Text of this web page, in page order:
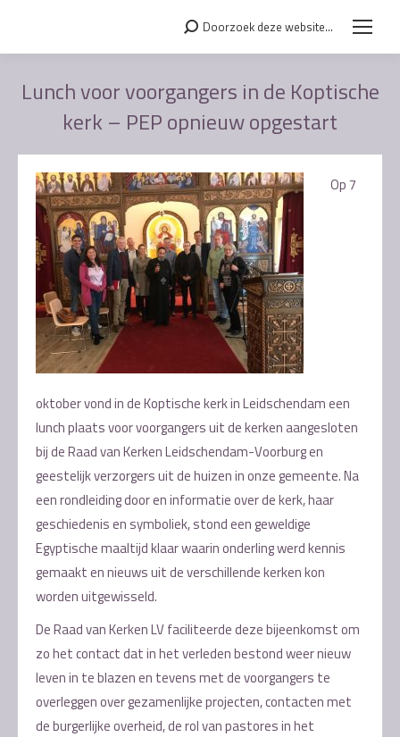
Search:Doorzoek deze website...
Lunch voor voorgangers in de Koptische
kerk – PEP opnieuw opgestart
Op 7
oktober vond in de Koptische kerk in Leidschendam een
lunch plaats voor voorgangers uit de kerken aangesloten
bij de Raad van Kerken Leidschendam-Voorburg en
geestelijk verzorgers uit de huizen in onze gemeente. Na
een rondleiding door en informatie over de kerk, haar
geschiedenis en symboliek, stond een geweldige
Egyptische maaltijd klaar waarin onderling werd kennis
gemaakt en nieuws uit de verschillende kerken kon
worden uitgewisseld.
De Raad van Kerken LV faciliteerde deze bijeenkomst om
zo het contact dat in het verleden bestond weer nieuw
leven in te blazen en tevens met de voorgangers te
overleggen over gezamenlijke projecten, contacten met
de burgerlijke overheid, de rol van pastores in het